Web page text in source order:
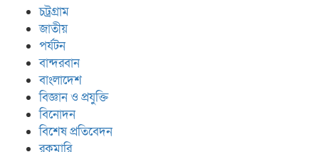
চট্রগ্রাম
জাতীয়
পর্যটন
বান্দরবান
বাংলাদেশ
বিজ্ঞান ও প্রযুক্তি
বিনোদন
বিশেষ প্রতিবেদন